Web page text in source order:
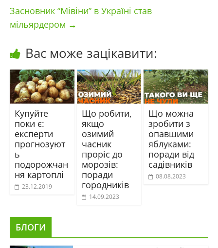
Засновник “Мівіни” в Україні став
мільярдером →
Вас може зацікавити:
Купуйте
поки є:
експерти
прогнозуют
ь
подорожчан
ня картоплі
23.12.2019
Що робити,
якщо
озимий
часник
проріс до
морозів:
поради
городників
14.09.2023
Що можна
зробити з
опавшими
яблуками:
поради від
садівників
08.08.2023
БЛОГИ